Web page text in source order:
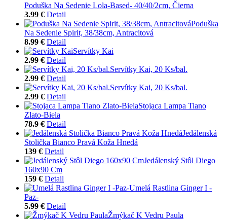
Poduška Na Sedenie Lola-Based- 40/40/2cm, Čierna
3.99 € Detail
Poduška
Na Sedenie Spirit, 38/38cm, Antracitová
8.99 € Detail
Servítky Kai
2.99 € Detail
Servítky Kai, 20 Ks/bal.
2.99 € Detail
Servítky Kai, 20 Ks/bal.
2.99 € Detail
Stojaca Lampa Tiano
Zlato-Biela
78.9 € Detail
Jedálenská
Stolička Bianco Pravá Koža Hnedá
139 € Detail
Jedálenský Stôl Diego
160x90 Cm
159 € Detail
Umelá Rastlina Ginger I -
Paz-
5.99 € Detail
Žmýkač K Vedru Paula